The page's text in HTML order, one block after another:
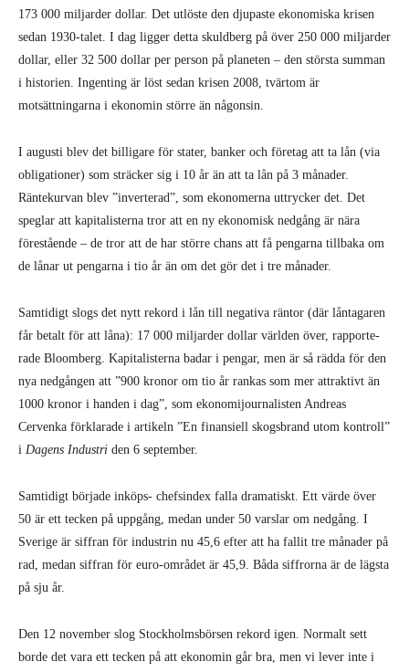
173 000 miljarder dollar. Det utlöste den djupaste ekono­miska krisen
sedan 1930-talet. I dag ligger detta skuldberg på över 250 000 miljarder
dollar, eller 32 500 dollar per per­son på planeten – den största summan
i historien. Ingen­ting är löst sedan krisen 2008, tvärtom är
motsättningarna i ekonomin större än någonsin.
I augusti blev det billigare för stater, banker och företag att ta lån (via
obligationer) som sträcker sig i 10 år än att ta lån på 3 månader.
Räntekurvan blev ”inverterad”, som ekono­merna uttrycker det. Det
speg­lar att kapitalisterna tror att en ny ekonomisk nedgång är nära
förestående – de tror att de har större chans att få pengarna tillbaka om
de lånar ut peng­arna i tio år än om det gör det i tre månader.
Samtidigt slogs det nytt rekord i lån till negativa rän­tor (där låntagaren
får betalt för att låna): 17 000 miljarder dollar världen över, rapporte­
rade Bloomberg. Kapitalisterna badar i pengar, men är så rädda för den
nya nedgången att ”900 kronor om tio år rankas som mer attraktivt än
1000 kronor i handen i dag”, som ekonomijournalisten Andreas
Cervenka förklarade i artikeln ”En finansiell skogsbrand utom kontroll”
i Dagens Industri den 6 september.
Samtidigt började inköps- chefsindex falla drama­tiskt. Ett värde över
50 är ett tecken på uppgång, medan under 50 varslar om nedgång. I
Sverige är siffran för industrin nu 45,6 efter att ha fallit tre månader på
rad, medan siffran för euro-området är 45,9. Båda siffrorna är de lägsta
på sju år.
Den 12 november slog Stock­holmsbörsen rekord igen. Nor­malt sett
borde det vara ett tecken på att ekonomin går bra, men vi lever inte i